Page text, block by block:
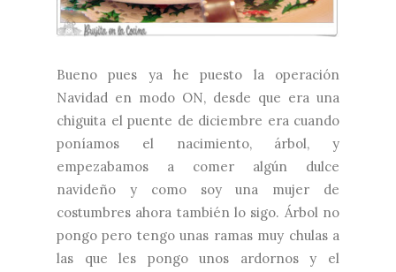
Bueno pues ya he puesto la operación
Navidad en modo ON, desde que era una
chiguita el puente de diciembre era cuando
poníamos el nacimiento, árbol, y
empezabamos a comer algún dulce
navideño y como soy una mujer de
costumbres ahora también lo sigo. Árbol no
pongo pero tengo unas ramas muy chulas a
las que les pongo unos ardornos y el